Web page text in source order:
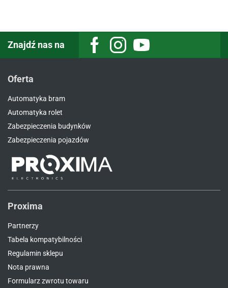
Znajdź nas na
Oferta
Automatyka bram
Automatyka rolet
Zabezpieczenia budynków
Zabezpieczenia pojazdów
Proxima
Partnerzy
Tabela kompatybilności
Regulamin sklepu
Nota prawna
Formularz zwrotu towaru